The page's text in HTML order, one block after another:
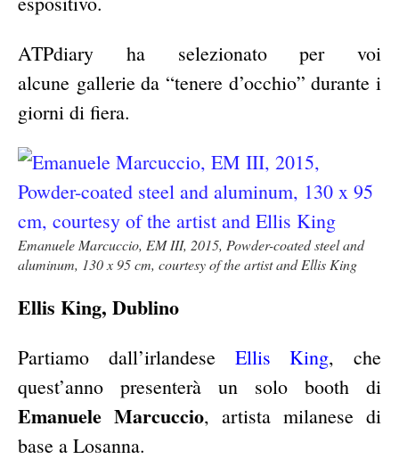
ATPdiary ha selezionato per voi
alcune gallerie da “tenere d’occhio” durante i
giorni di fiera.
Emanuele Marcuccio, EM III, 2015, Powder-coated steel and
aluminum, 130 x 95 cm, courtesy of the artist and Ellis King
Ellis King, Dublino
Partiamo dall’irlandese Ellis King, che
quest’anno presenterà un solo booth di
Emanuele Marcuccio, artista milanese di
base a Losanna.